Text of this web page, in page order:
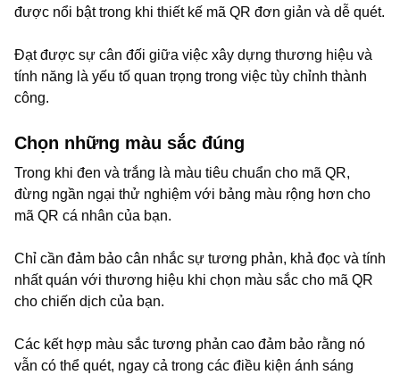
được nổi bật trong khi thiết kế mã QR đơn giản và dễ quét.
Đạt được sự cân đối giữa việc xây dựng thương hiệu và
tính năng là yếu tố quan trọng trong việc tùy chỉnh thành
công.
Chọn những màu sắc đúng
Trong khi đen và trắng là màu tiêu chuẩn cho mã QR,
đừng ngần ngại thử nghiệm với bảng màu rộng hơn cho
mã QR cá nhân của bạn.
Chỉ cần đảm bảo cân nhắc sự tương phản, khả đọc và tính
nhất quán với thương hiệu khi chọn màu sắc cho mã QR
cho chiến dịch của bạn.
Các kết hợp màu sắc tương phản cao đảm bảo rằng nó
vẫn có thể quét, ngay cả trong các điều kiện ánh sáng